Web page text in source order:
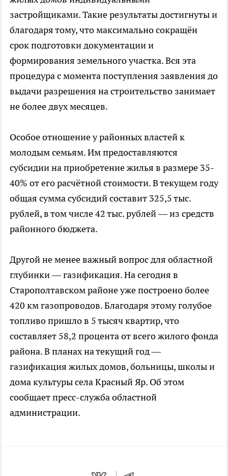
застройщиками. Такие результаты достигнуты и
благодаря тому, что максимально сокращён
срок подготовки документации и
формирования земельного участка. Вся эта
процедура с момента поступления заявления до
выдачи разрешения на строительство занимает
не более двух месяцев.
Особое отношение у районных властей к
молодым семьям. Им предоставляются
субсидии на приобретение жилья в размере 35-
40% от его расчётной стоимости. В текущем году
общая сумма субсидий составит 325,5 тыс.
рублей, в том числе 42 тыс. рублей — из средств
районного бюджета.
Другой не менее важный вопрос для областной
глубинки — газификация. На сегодня в
Старополтавском районе уже построено более
420 км газопроводов. Благодаря этому голубое
топливо пришло в 5 тысяч квартир, что
составляет 58,2 процента от всего жилого фонда
района. В планах на текущий год —
газификация жилых домов, больницы, школы и
дома культуры села Красный Яр. Об этом
сообщает пресс-служба областной
администрации.